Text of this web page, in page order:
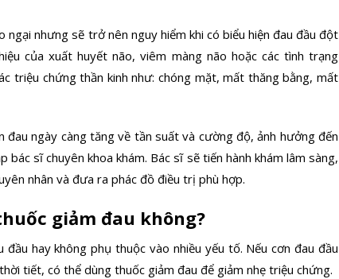
ngại nhưng sẽ trở nên nguy hiểm khi có biểu hiện đau đầu đột
của xuất huyết não, viêm màng não hoặc các tình trạng
triệu chứng thần kinh như: chóng mặt, mất thăng bằng, mất
đau ngày càng tăng về tần suất và cường độ, ảnh hưởng đến
bác sĩ chuyên khoa khám. Bác sĩ sẽ tiến hành khám lâm sàng,
nhân và đưa ra phác đồ điều trị phù hợp.
giảm đau không?
đầu hay không phụ thuộc vào nhiều yếu tố. Nếu cơn đau đầu
tiết, có thể dùng thuốc giảm đau để giảm nhẹ triệu chứng.